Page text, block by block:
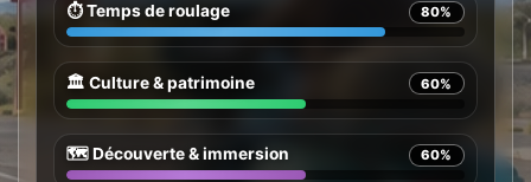
⏱️ Temps de roulage 80%
🏛️ Culture & patrimoine 60%
🗺️ Découverte & immersion 60%